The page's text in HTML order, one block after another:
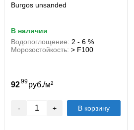
Burgos unsanded
в наличии
Водопоглощение: 2 - 6 %
Морозостойкость: > F100
9299руб./м²
- + В корзину